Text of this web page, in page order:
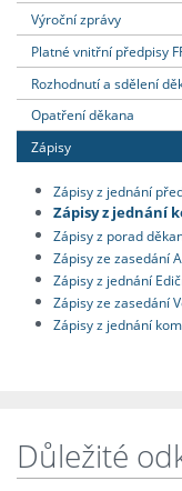
Výroční zprávy
Platné vnitřní předpisy
Rozhodnutí a sdělení
Opatření děkana
Zápisy
Zápisy z jednání
Zápisy z jednání
Zápisy z porad
Zápisy ze zasedání
Zápisy z jednání
Zápisy ze zasedání
Zápisy z jednání
Důležité